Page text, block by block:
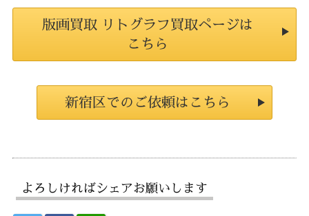
版画買取 リトグラフ買取ページは
こちら
新宿区でのご依頼はこちら
よろしければシェアお願いします